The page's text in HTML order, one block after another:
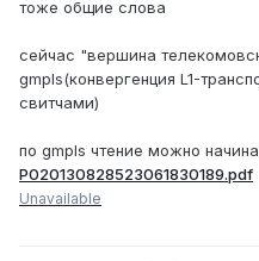
тоже общие слова
сейчас "вершина
gmpls(конвергенция L1-
свитчами)
по gmpls чтение можно
P020130828523061830189.pdf
Unavailable